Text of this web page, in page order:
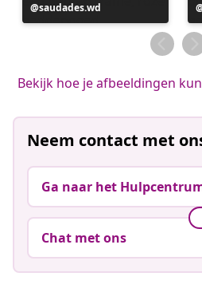
Bericht
gepubliceerd
saudades.wd
Bekijk hoe je afbeeldingen
Neem contact met
Ga naar het
Chat met ons